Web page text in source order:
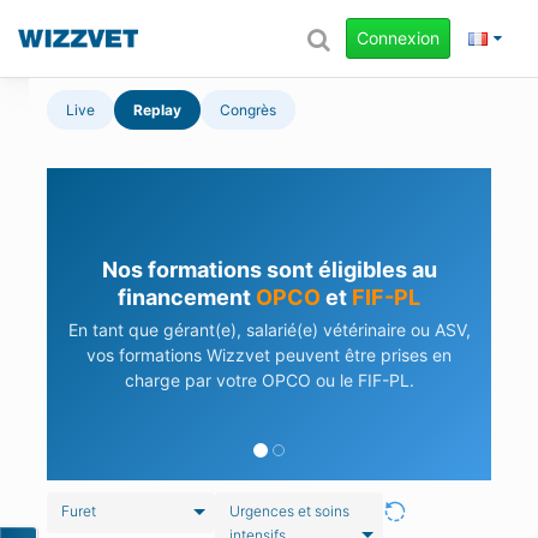
Connexion
Live Replay Congrès
Nos formations sont éligibles au
financement OPCOet FIF-PL
En tant que gérant(e), salarié(e) vétérinaire ou ASV,
vos formations Wizzvet peuvent être prises en
charge par votre OPCO ou le FIF-PL.
Furet
Urgences et soins